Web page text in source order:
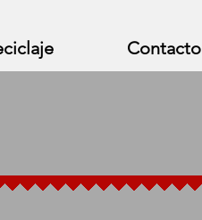
Contacto